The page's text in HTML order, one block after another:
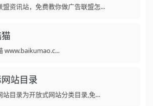
盟资讯站，免费教你做广告联盟怎...
www.baikumao.c...
站目录
站目录为开放式网站分类目录,免...